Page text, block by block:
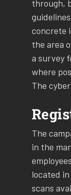
through,
concrete
the area
a survey
where
The
The
in the
located
scans